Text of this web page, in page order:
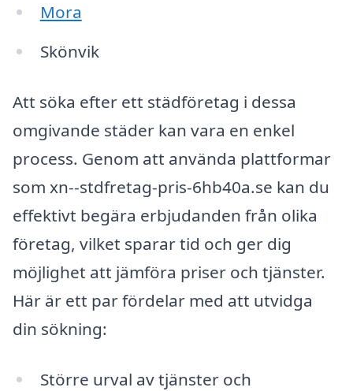
Mora
Skönvik
Att söka efter ett städföretag i dessa
omgivande städer kan vara en enkel
process. Genom att använda plattformar
som xn--stdfretag-pris-6hb40a.se kan du
effektivt begära erbjudanden från olika
företag, vilket sparar tid och ger dig
möjlighet att jämföra priser och tjänster.
Här är ett par fördelar med att utvidga
din sökning:
Större urval av tjänster och